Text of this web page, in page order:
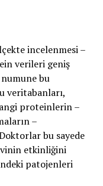
incelenmesi –
verileri geniş
bu
veritabanları,
proteinlerin –
–
bu sayede
etkinliğini
patojenleri